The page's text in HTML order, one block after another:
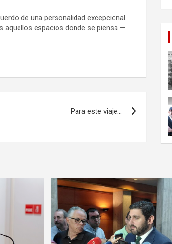
de una personalidad excepcional.
aquellos espacios donde se piensa —
Para este viaje…